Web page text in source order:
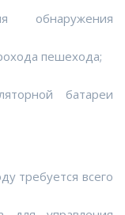
обнаружения
пешехода;
батареи
требуется всего